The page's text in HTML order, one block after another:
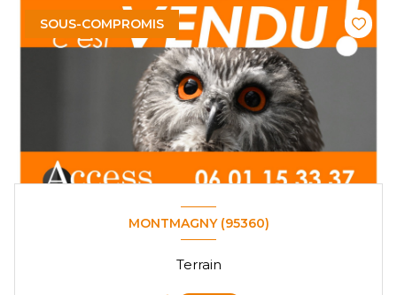
SOUS-COMPROMIS
MONTMAGNY (95360)
Terrain